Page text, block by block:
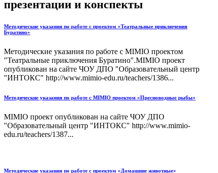
презентации и конспекты
Методические указания по работе с проектом «Театральные приключения
Буратино»
Методические указания по работе с MIMIO проектом
"Театральные приключения Буратино".MIMIO проект
опубликован на сайте ЧОУ ДПО "Образовательный центр
"ИНТОКС" http://www.mimio-edu.ru/teachers/1386...
Методические указания по работе с MIMIO проектом «Пресноводные рыбы»
MIMIO проект опубликован на сайте ЧОУ ДПО
"Образовательный центр "ИНТОКС" http://www.mimio-
edu.ru/teachers/1387...
Методические указания по работе с проектом «Домашние животные»